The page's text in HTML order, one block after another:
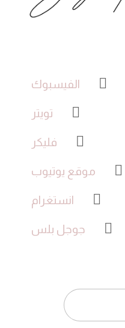
الفيسبوك
تويتر
فليكر
موقع يوتيوب
انستغرام
جوجل بلس